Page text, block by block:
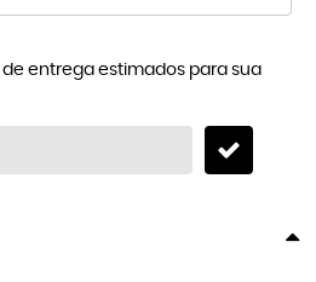
entrega estimados para sua